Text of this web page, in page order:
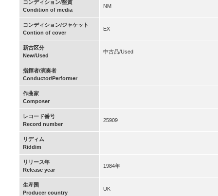
コンディション/盤質
Condition of media
NM
コンディション/ジャケット
Contion of cover
EX
新古区分
New/Used
中古品/Used
指揮者/演奏者
Conductor/Performer
作曲家
Composer
レコード番号
Record number
25909
リディム
Riddim
リリース年
Release year
1984年
生産国
Producer country
UK